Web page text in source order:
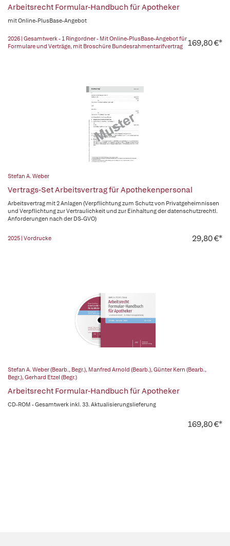
Arbeitsrecht Formular-Handbuch für Apotheker
mit Online-PlusBase-Angebot
2026 | Gesamtwerk - 1 Ringordner - Mit Online-PlusBase-Angebot für
Formulare und Verträge, mit Broschüre Bundesrahmentarifvertrag
169,80 €*
Stefan A. Weber
Vertrags-Set Arbeitsvertrag für Apothekenpersonal
Arbeitsvertrag mit 2 Anlagen (Verpflichtung zum Schutz von Privatgeheimnissen
und Verpflichtung zur Vertraulichkeit und zur Einhaltung der datenschutzrechtl.
Anforderungen nach der DS-GVO)
2025 | Vordrucke 29,80 €*
Stefan A. Weber (Bearb., Begr.), Manfred Arnold (Bearb.),Günter Kern (Bearb.,
Begr.),Gerhard Etzel (Begr.)
Arbeitsrecht Formular-Handbuch für Apotheker
CD-ROM - Gesamtwerk inkl. 33. Aktualisierungslieferung
169,80 €*